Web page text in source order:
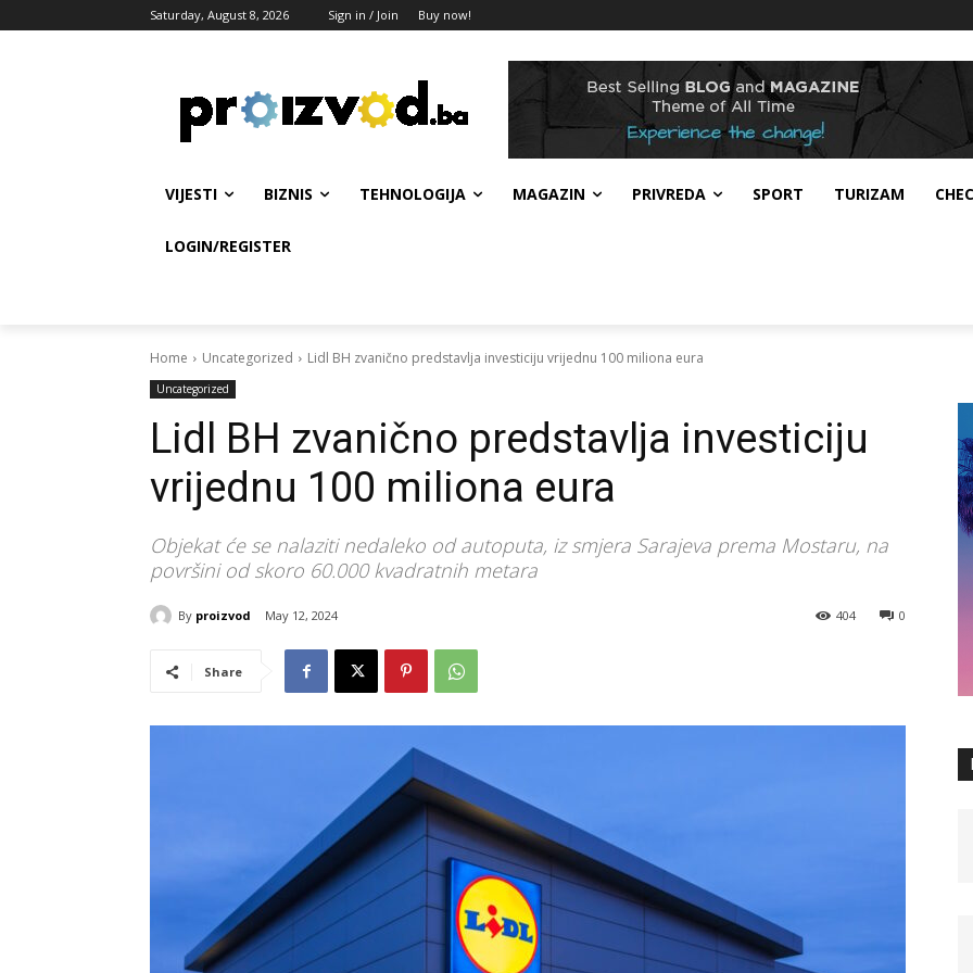
Saturday, August 8, 2026 Sign in / Join Buy now!
VIJESTI BIZNIS TEHNOLOGIJA MAGAZIN PRIVREDA SPORT TURIZAM
LOGIN/REGISTER
Home Uncategorized Lidl BH zvanično predstavlja investiciju vrijednu 100 miliona eura
Uncategorized
Lidl BH zvanično predstavlja investiciju
vrijednu 100 miliona eura
Objekat će se nalaziti nedaleko od autoputa, iz smjera Sarajeva prema Mostaru, na
površini od skoro 60.000 kvadratnih metara
By proizvod May 12, 2024 0
404
Share